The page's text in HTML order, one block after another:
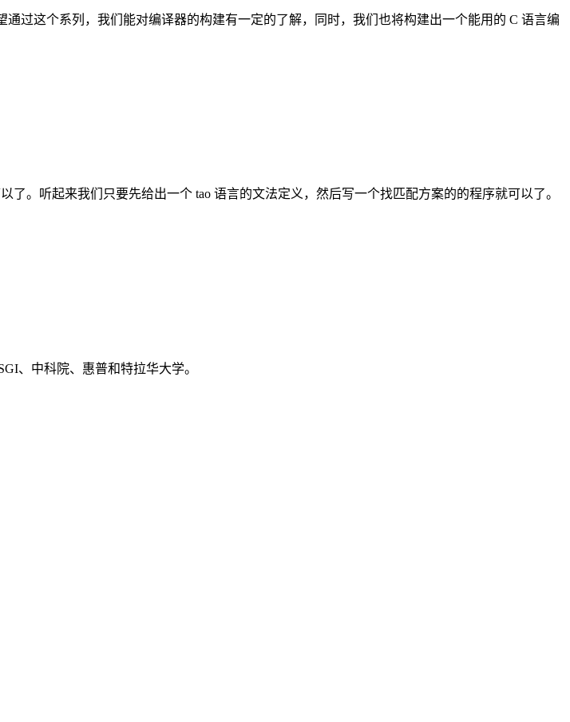
过这个系列，我们能对编译器的构建有一定的了解，同时，我们也将构建出一个能用的 C 语言编
了。听起来我们只要先给出一个 tao 语言的文法定义，然后写一个找匹配方案的的程序就可以了。
、中科院、惠普和特拉华大学。